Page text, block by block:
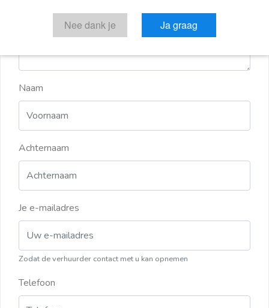
Naam
Achternaam
Je e-mailadres
Zodat de verhuurder contact met u kan opnemen
Telefoon
Nee dank je Ja graag